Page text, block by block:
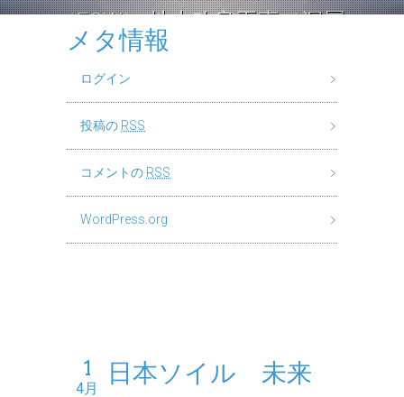
（ECW） 地中改良工事（深層
混合処理工法） ロックソイル
メタ情報
ログイン
投稿の RSS
コメントの RSS
WordPress.org
1
4月
日本ソイル 未来